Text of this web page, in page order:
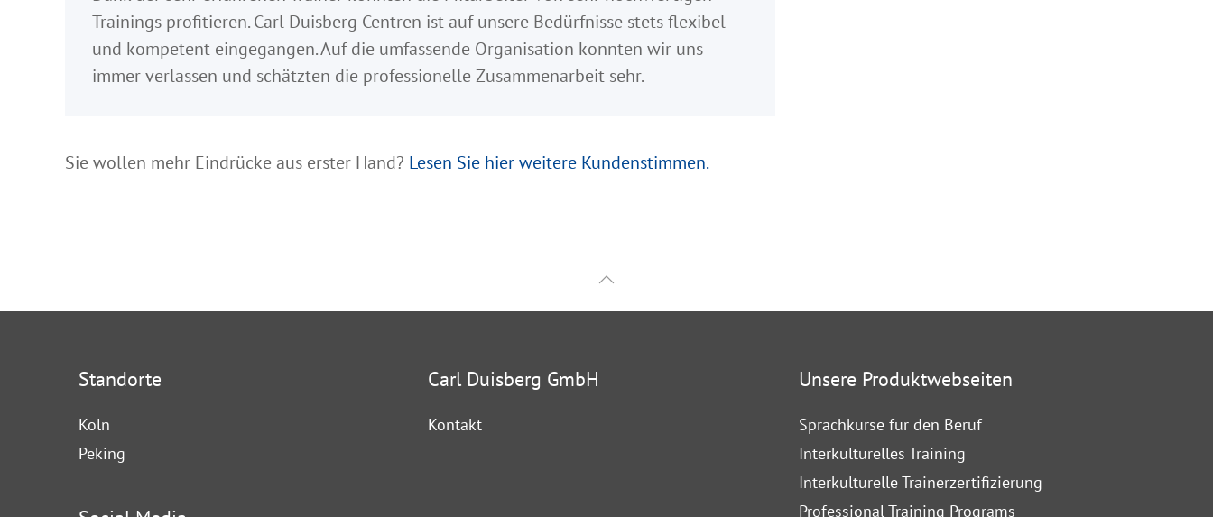
Trainings profitieren. Carl Duisberg Centren ist auf unsere Bedürfnisse stets flexibel
und kompetent eingegangen. Auf die umfassende Organisation konnten wir uns
immer verlassen und schätzten die professionelle Zusammenarbeit sehr.
Sie wollen mehr Eindrücke aus erster Hand? Lesen Sie hier weitere Kundenstimmen.
Standorte
Köln
Peking
Carl Duisberg GmbH
Kontakt
Unsere Produktwebseiten
Sprachkurse für den Beruf
Interkulturelles Training
Interkulturelle Trainerzertifizierung
Professional Training Programs